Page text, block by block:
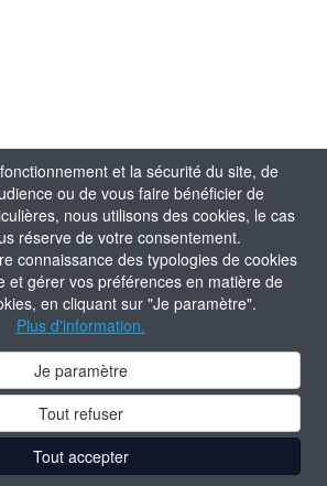
et la sécurité du site, de
ou de vous faire bénéficier de
nous utilisons des cookies, le cas
réserve de votre consentement.
connaissance des typologies de cookies
et gérer vos préférences en matière de
en cliquant sur "Je paramètre".
Plus d'information.
Je paramètre
Tout refuser
Tout accepter